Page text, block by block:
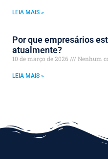
LEIA MAIS »
Por que empresários
atualmente?
10 de março de 2026 Nenhum
LEIA MAIS »